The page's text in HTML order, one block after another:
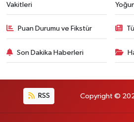
Vakitleri
Puan Durumu ve Fikstür
Son Dakika Haberleri
RSS Copyright ©